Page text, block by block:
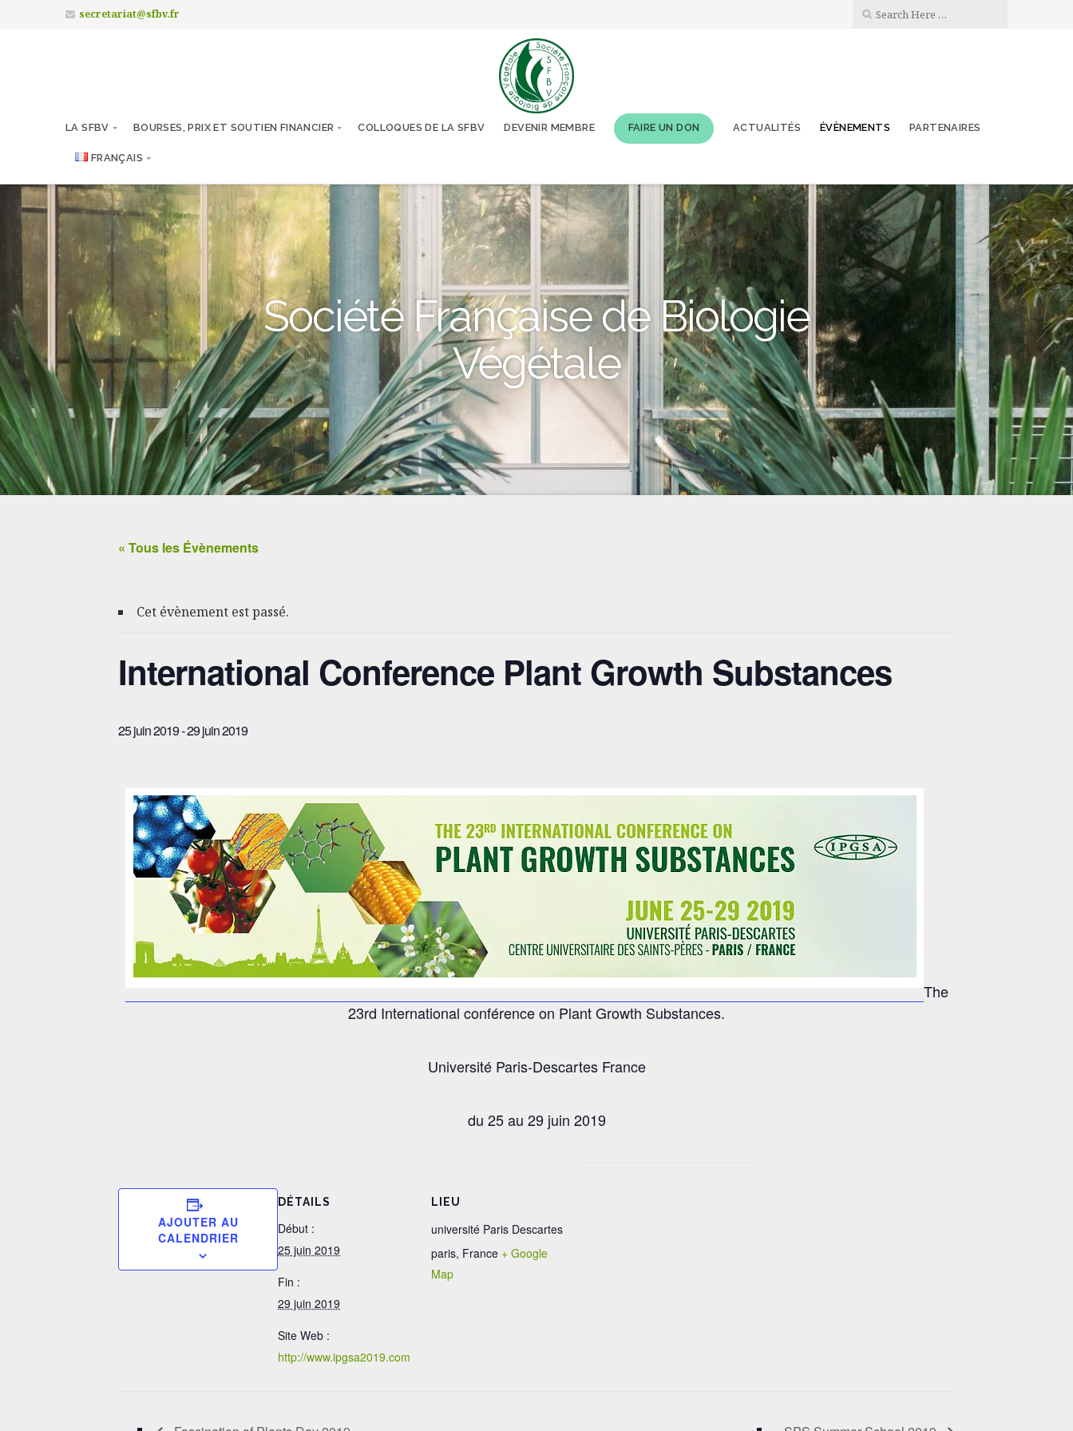
secretariat@sfbv.fr
LA SFBV BOURSES, PRIX ET SOUTIEN FINANCIER COLLOQUES DE LA SFBV DEVENIR MEMBRE FAIRE UN DON ACTUALITÉS ÉVÈNEMENTS PARTENAIRES
FRANÇAIS
Société Française de Biologie
Végétale
« Tous les Évènements
Cet évènement est passé.
International Conference Plant Growth Substances
25 juin 2019-29 juin 2019
The
23rd International conférence on Plant Growth Substances.
Université Paris-Descartes France
du 25 au 29 juin 2019
AJOUTER AU
CALENDRIER
DÉTAILS
Début :
25 juin 2019
Fin :
29 juin 2019
Site Web :
http://www.ipgsa2019.com
LIEU
université Paris Descartes
paris, France + Google
Map